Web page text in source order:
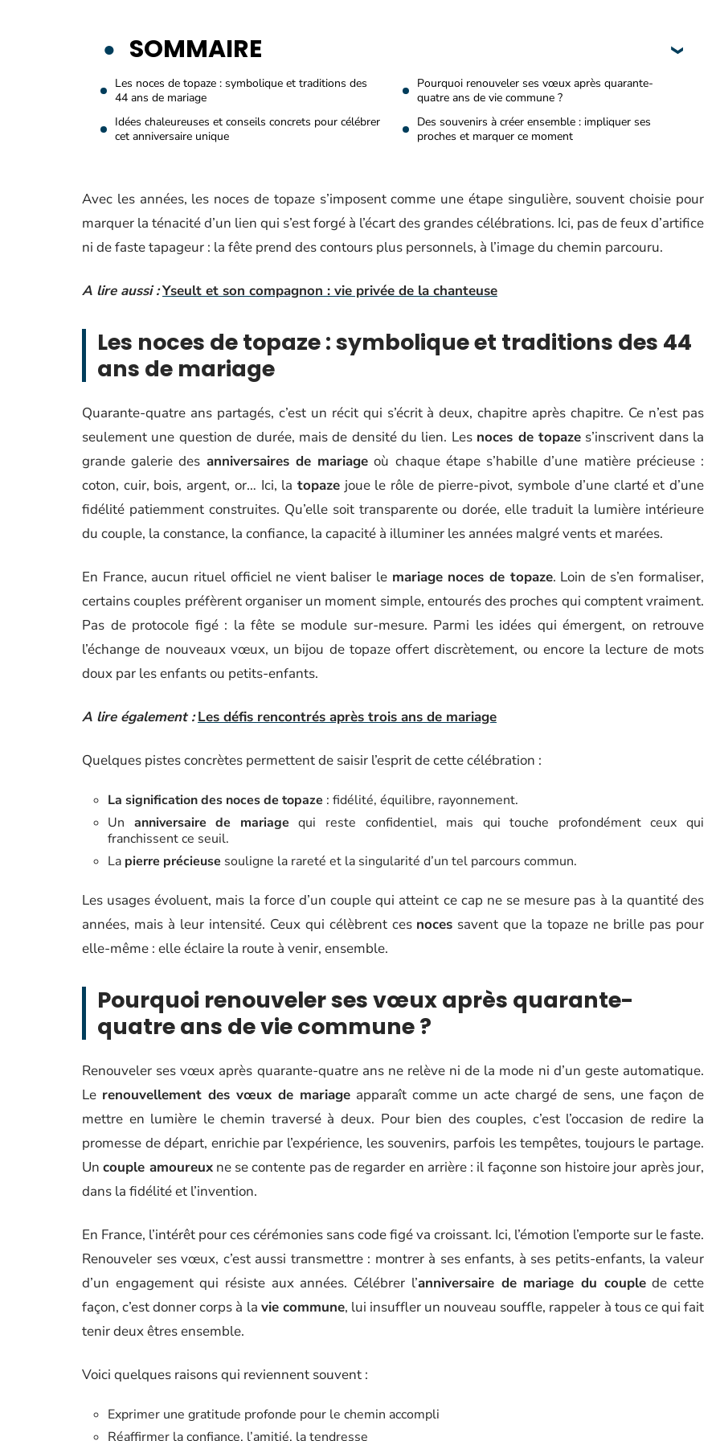
SOMMAIRE
Les noces de topaze : symbolique et traditions des
44 ans de mariage
Pourquoi renouveler ses vœux après quarante-
quatre ans de vie commune ?
Idées chaleureuses et conseils concrets pour célébrer
cet anniversaire unique
Des souvenirs à créer ensemble : impliquer ses
proches et marquer ce moment
Avec les années, les noces de topaze s’imposent comme une étape singulière, souvent choisie pour
marquer la ténacité d’un lien qui s’est forgé à l’écart des grandes célébrations. Ici, pas de feux d’artifice
ni de faste tapageur : la fête prend des contours plus personnels, à l’image du chemin parcouru.
A lire aussi :Yseult et son compagnon : vie privée de la chanteuse
Les noces de topaze : symbolique et traditions des 44
ans de mariage
Quarante-quatre ans partagés, c’est un récit qui s’écrit à deux, chapitre après chapitre. Ce n’est pas
seulement une question de durée, mais de densité du lien. Les noces de topazes’inscrivent dans la
grande galerie des anniversaires de mariage où chaque étape s’habille d’une matière précieuse :
coton, cuir, bois, argent, or… Ici, la topazejoue le rôle de pierre-pivot, symbole d’une clarté et d’une
fidélité patiemment construites. Qu’elle soit transparente ou dorée, elle traduit la lumière intérieure
du couple, la constance, la confiance, la capacité à illuminer les années malgré vents et marées.
En France, aucun rituel officiel ne vient baliser le mariage noces de topaze. Loin de s’en formaliser,
certains couples préfèrent organiser un moment simple, entourés des proches qui comptent vraiment.
Pas de protocole figé : la fête se module sur-mesure. Parmi les idées qui émergent, on retrouve
l’échange de nouveaux vœux, un bijou de topaze offert discrètement, ou encore la lecture de mots
doux par les enfants ou petits-enfants.
A lire également : Les défis rencontrés après trois ans de mariage
Quelques pistes concrètes permettent de saisir l’esprit de cette célébration :
La signification des noces de topaze : fidélité, équilibre, rayonnement.
Un anniversaire de mariage qui reste confidentiel, mais qui touche profondément ceux qui
franchissent ce seuil.
La pierre précieuse souligne la rareté et la singularité d’un tel parcours commun.
Les usages évoluent, mais la force d’un couple qui atteint ce cap ne se mesure pas à la quantité des
années, mais à leur intensité. Ceux qui célèbrent ces noces savent que la topaze ne brille pas pour
elle-même : elle éclaire la route à venir, ensemble.
Pourquoi renouveler ses vœux après quarante-
quatre ans de vie commune ?
Renouveler ses vœux après quarante-quatre ans ne relève ni de la mode ni d’un geste automatique.
Le renouvellement des vœux de mariageapparaît comme un acte chargé de sens, une façon de
mettre en lumière le chemin traversé à deux. Pour bien des couples, c’est l’occasion de redire la
promesse de départ, enrichie par l’expérience, les souvenirs, parfois les tempêtes, toujours le partage.
Uncouple amoureuxne se contente pas de regarder en arrière : il façonne son histoire jour après jour,
dans la fidélité et l’invention.
En France, l’intérêt pour ces cérémonies sans code figé va croissant. Ici, l’émotion l’emporte sur le faste.
Renouveler ses vœux, c’est aussi transmettre : montrer à ses enfants, à ses petits-enfants, la valeur
d’un engagement qui résiste aux années. Célébrer l’anniversaire de mariage du couplede cette
façon, c’est donner corps à la vie commune, lui insuffler un nouveau souffle, rappeler à tous ce qui fait
tenir deux êtres ensemble.
Voici quelques raisons qui reviennent souvent :
Exprimer une gratitude profonde pour le chemin accompli
Réaffirmer la confiance, l’amitié, la tendresse